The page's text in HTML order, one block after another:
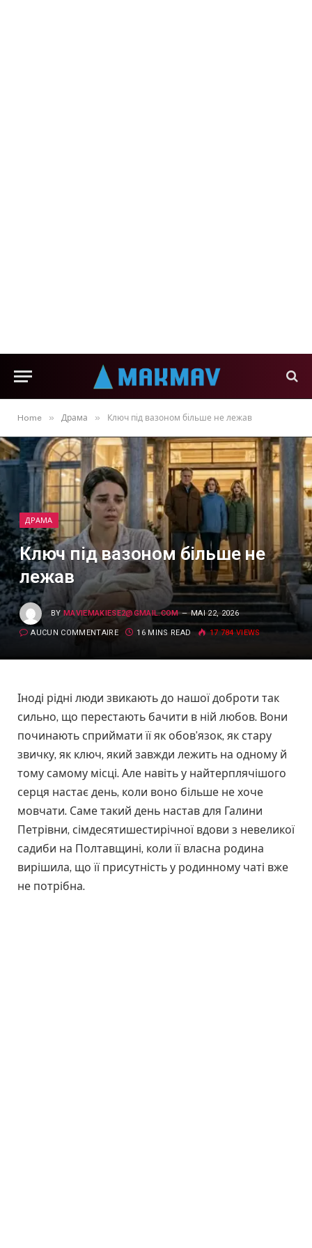
Home » Драма » Ключ під вазоном більше не лежав
ДРАМА
Ключ під вазоном більше не
лежав
BY MAVIEMAKIESE2@GMAIL.COM MAI 22, 2026
AUCUN COMMENTAIRE 16 MINS READ 17 784 VIEWS
Іноді рідні люди звикають до нашої доброти так
сильно, що перестають бачити в ній любов. Вони
починають сприймати її як обов’язок, як стару
звичку, як ключ, який завжди лежить на одному й
тому самому місці. Але навіть у найтерплячішого
серця настає день, коли воно більше не хоче
мовчати. Саме такий день настав для Галини
Петрівни, сімдесятишестирічної вдови з невеликої
садиби на Полтавщині, коли її власна родина
вирішила, що її присутність у родинному чаті вже
не потрібна.